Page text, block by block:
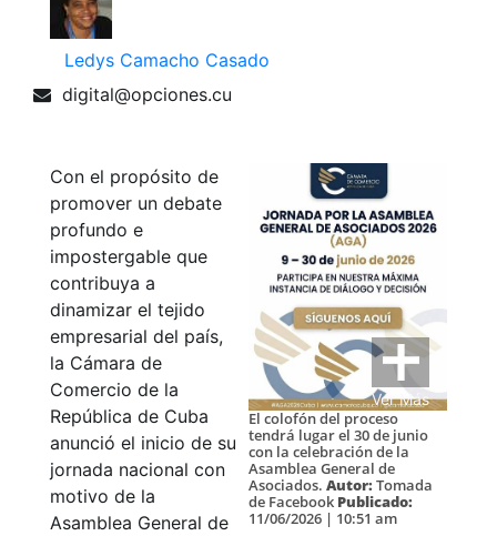
Ledys Camacho Casado
digital@opciones.cu
Ver Más
El colofón del proceso
tendrá lugar el 30 de junio
con la celebración de la
Asamblea General de
Asociados. Autor: Tomada
de Facebook Publicado:
11/06/2026 | 10:51 am
Con el propósito de
promover un debate
profundo e
impostergable que
contribuya a
dinamizar el tejido
empresarial del país,
la Cámara de
Comercio de la
República de Cuba
anunció el inicio de su
jornada nacional con
motivo de la
Asamblea General de